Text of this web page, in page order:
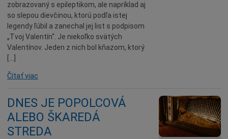
zobrazovaný s epileptikom, ale napríklad aj
so slepou dievčinou, ktorú podľa istej
legendy ľúbil a zanechal jej list s podpisom
„Tvoj Valentín“. Je niekoľko svätých
Valentínov. Jeden z nich bol kňazom, ktorý
Čítať viac
DNES JE POPOLCOVÁ
ALEBO ŠKAREDÁ
STREDA